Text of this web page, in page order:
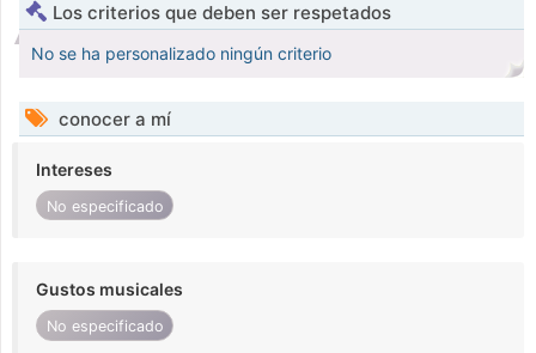
Los criterios que deben ser respetados
No se ha personalizado ningún criterio
conocer a mí
Intereses
No especificado
Gustos musicales
No especificado